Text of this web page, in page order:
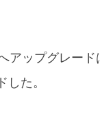
アップグレー
た。